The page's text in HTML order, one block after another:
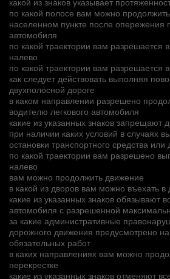
по какой полосе вам можно
населенном пункте после опережения
автомобиля
по какой траектории вам разрешается
налево
по какой траектории вам разрешается
как следует действовать выполняя
двухполосной дороге
в каком направлении разрешено
водителю легкового автомобиля
какие из указанных знаков запрещают
при наличии каких условий в случаях
остановки транспортного средства
по какой траектории вам разрешено
налево
вам можно продолжить движение
в какой из дворов вам можно въехать в
какие из указанных знаков обязывают
автомобиля с разрешенной
за какие административные
дорожного движения предусмотрено
обязательных работ
в каких направлениях вам можно
перекрестке
какие из указанных знаков отменяют